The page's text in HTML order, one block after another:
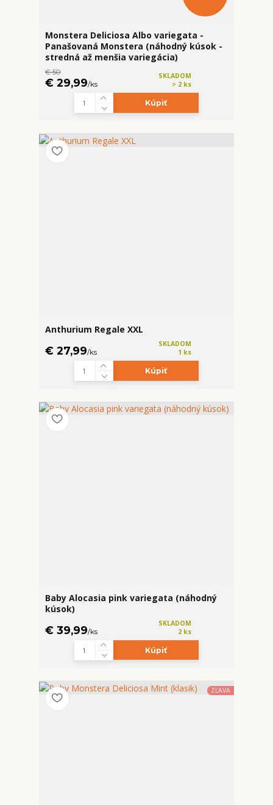
Monstera Deliciosa Albo variegata -
Panašovaná Monstera (náhodný kúsok -
stredná až menšia variegácia)
€ 50
€ 29,99/ks
SKLADOM
> 2 ks
Kúpiť
Anthurium Regale XXL
€ 27,99/ks
SKLADOM
1 ks
Kúpiť
Baby Alocasia pink variegata (náhodný
kúsok)
€ 39,99/ks
SKLADOM
2 ks
Kúpiť
ZĽAVA